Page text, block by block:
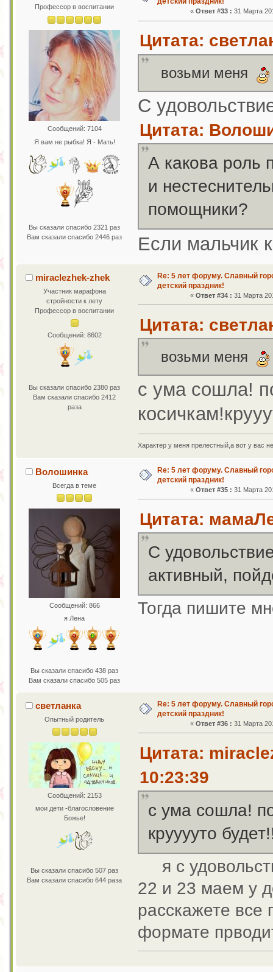
Профессор в воспитании
Сообщений: 7104
Я вам не рыбка! Я - Мать!
Вы сказали спасибо 2321 раз
Вам сказали спасибо 2446 раз
« Ответ #33 : 31 Марта
Цитата:
возьми меня
С
Цитата:
А какова роль
и
помощники?
Если мальчик
miraclezhek-zhek
Участник марафона
стройности к лету
Профессор в воспитании
Сообщений: 8602
Вы сказали спасибо 2380 раз
Вам сказали спасибо 2412
раза
Re: 5 лет форуму. Славный
детский праздник!
« Ответ #34 : 31 Марта
Цитата:
возьми меня
с ума сошла!
Характер у меня прелестный,а вот у вас
Волошинка
Всегда в теме
Сообщений: 866
я Лена
Вы сказали спасибо 438 раз
Вам сказали спасибо 505 раз
Re: 5 лет форуму. Славный
детский праздник!
« Ответ #35 : 31 Марта
Цитата:
С
активный,
Тогда пишите
светланка
Опытный родитель
Сообщений: 2153
мои дети -благословение
Божье!
Вы сказали спасибо 507 раз
Вам сказали спасибо 644 раза
Re: 5 лет форуму. Славный
детский праздник!
«Ответ #36 : 31 Марта
Цитата:
10:23:39
с ума сошла!
крууууто
я с
22 и 23 маем у
расскажете все
формате